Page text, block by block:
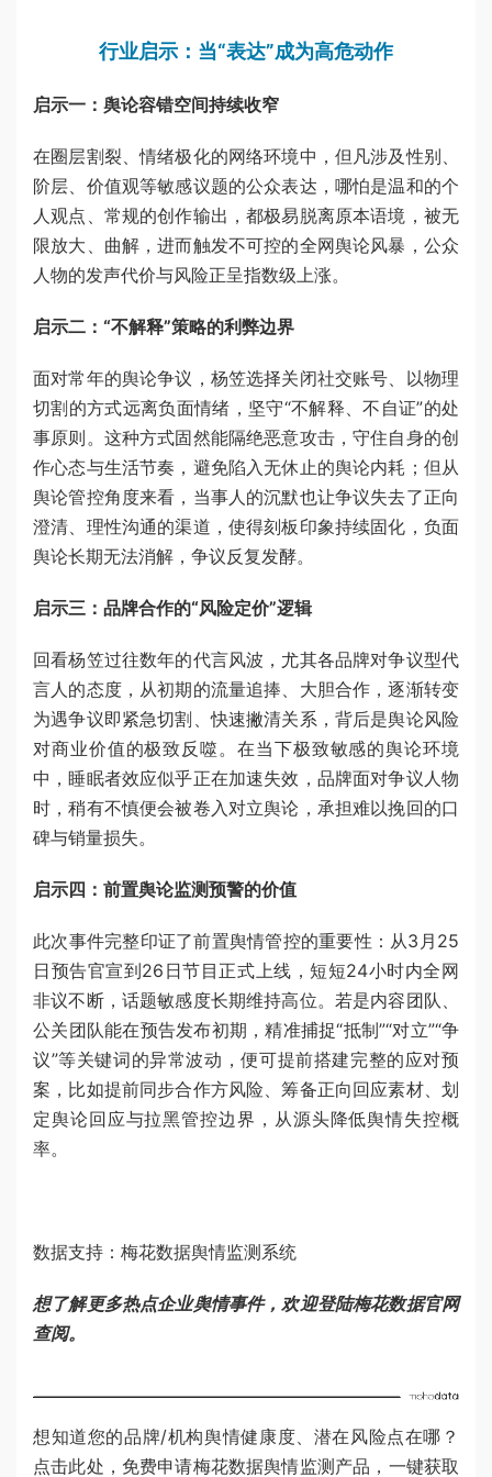
行业启示：当“表达”成为高危动作
启示一：舆论容错空间持续收窄
在圈层割裂、情绪极化的网络环境中，但凡涉及性别、
阶层、价值观等敏感议题的公众表达，哪怕是温和的个
人观点、常规的创作输出，都极易脱离原本语境，被无
限放大、曲解，进而触发不可控的全网舆论风暴，公众
人物的发声代价与风险正呈指数级上涨。
启示二：“不解释”策略的利弊边界
面对常年的舆论争议，杨笠选择关闭社交账号、以物理
切割的方式远离负面情绪，坚守“不解释、不自证”的处
事原则。这种方式固然能隔绝恶意攻击，守住自身的创
作心态与生活节奏，避免陷入无休止的舆论内耗；但从
舆论管控角度来看，当事人的沉默也让争议失去了正向
澄清、理性沟通的渠道，使得刻板印象持续固化，负面
舆论长期无法消解，争议反复发酵。
启示三：品牌合作的“风险定价”逻辑
回看杨笠过往数年的代言风波，尤其各品牌对争议型代
言人的态度，从初期的流量追捧、大胆合作，逐渐转变
为遇争议即紧急切割、快速撇清关系，背后是舆论风险
对商业价值的极致反噬。在当下极致敏感的舆论环境
中，睡眠者效应似乎正在加速失效，品牌面对争议人物
时，稍有不慎便会被卷入对立舆论，承担难以挽回的口
碑与销量损失。
启示四：前置舆论监测预警的价值
此次事件完整印证了前置舆情管控的重要性：从3月25
日预告官宣到26日节目正式上线，短短24小时内全网
非议不断，话题敏感度长期维持高位。若是内容团队、
公关团队能在预告发布初期，精准捕捉“抵制”“对立”“争
议”等关键词的异常波动，便可提前搭建完整的应对预
案，比如提前同步合作方风险、筹备正向回应素材、划
定舆论回应与拉黑管控边界，从源头降低舆情失控概
率。
数据支持：梅花数据舆情监测系统
想了解更多热点企业舆情事件，欢迎登陆梅花数据官网
查阅。
想知道您的品牌/机构舆情健康度、潜在风险点在哪？
点击此处 ，免费申请梅花数据舆情监测产品，一键获取